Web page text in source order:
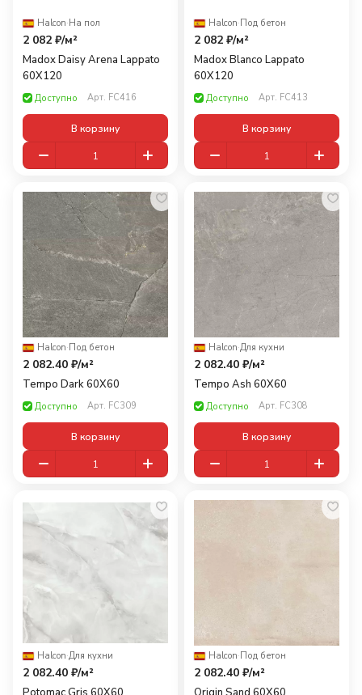
Halcon·На пол
2 082 ₽/м²
Madox Daisy Arena Lappato
60X120
Доступно Арт. FC416
В корзину
Halcon·Под бетон
2 082 ₽/м²
Madox Blanco Lappato
60X120
Доступно Арт. FC413
В корзину
Halcon·Под бетон
2 082.40 ₽/м²
Tempo Dark 60X60
Доступно Арт. FC309
В корзину
Halcon·Для кухни
2 082.40 ₽/м²
Tempo Ash 60X60
Доступно Арт. FC308
В корзину
Halcon·Для кухни
2 082.40 ₽/м²
Halcon·Под бетон
2 082.40 ₽/м²